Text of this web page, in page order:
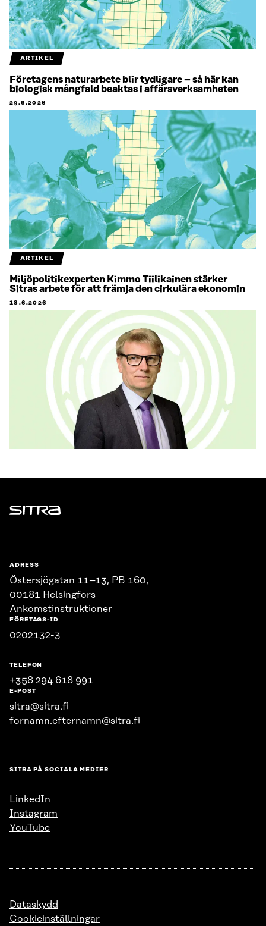
ARTIKEL
Företagens naturarbete blir tydligare – så här kan
biologisk mångfald beaktas i affärsverksamheten
29.6.2026
ARTIKEL
Miljöpolitikexperten Kimmo Tiilikainen stärker
Sitras arbete för att främja den cirkulära ekonomin
18.6.2026
Sitra
ADRESS
Östersjögatan 11–13, PB 160,
00181 Helsingfors
Ankomstinstruktioner
FÖRETAGS-ID
0202132-3
TELEFON
+358 294 618 991
E-POST
sitra@sitra.fi
fornamn.efternamn@sitra.fi
SITRA PÅ SOCIALA MEDIER
LinkedIn
Instagram
YouTube
Dataskydd
Cookieinställningar